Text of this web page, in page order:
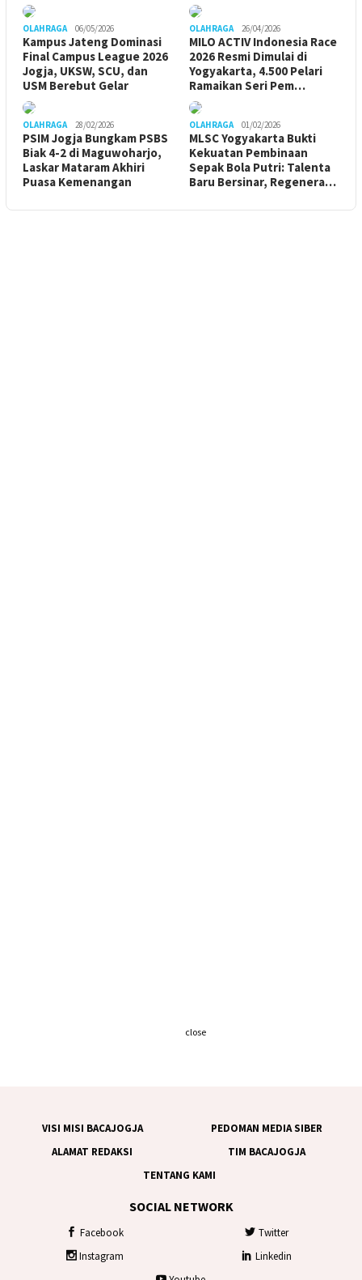
OLAHRAGA 06/05/2026
Kampus Jateng Dominasi
Final Campus League 2026
Jogja, UKSW, SCU, dan
USM Berebut Gelar
OLAHRAGA 26/04/2026
MILO ACTIV Indonesia Race
2026 Resmi Dimulai di
Yogyakarta, 4.500 Pelari
Ramaikan Seri Pem…
OLAHRAGA 28/02/2026
PSIM Jogja Bungkam PSBS
Biak 4-2 di Maguwoharjo,
Laskar Mataram Akhiri
Puasa Kemenangan
OLAHRAGA 01/02/2026
MLSC Yogyakarta Bukti
Kekuatan Pembinaan
Sepak Bola Putri: Talenta
Baru Bersinar, Regenera…
VISI MISI BACAJOGJA
PEDOMAN MEDIA SIBER
ALAMAT REDAKSI
TIM BACAJOGJA
TENTANG KAMI
SOCIAL NETWORK
Facebook
Twitter
Instagram
Linkedin
close